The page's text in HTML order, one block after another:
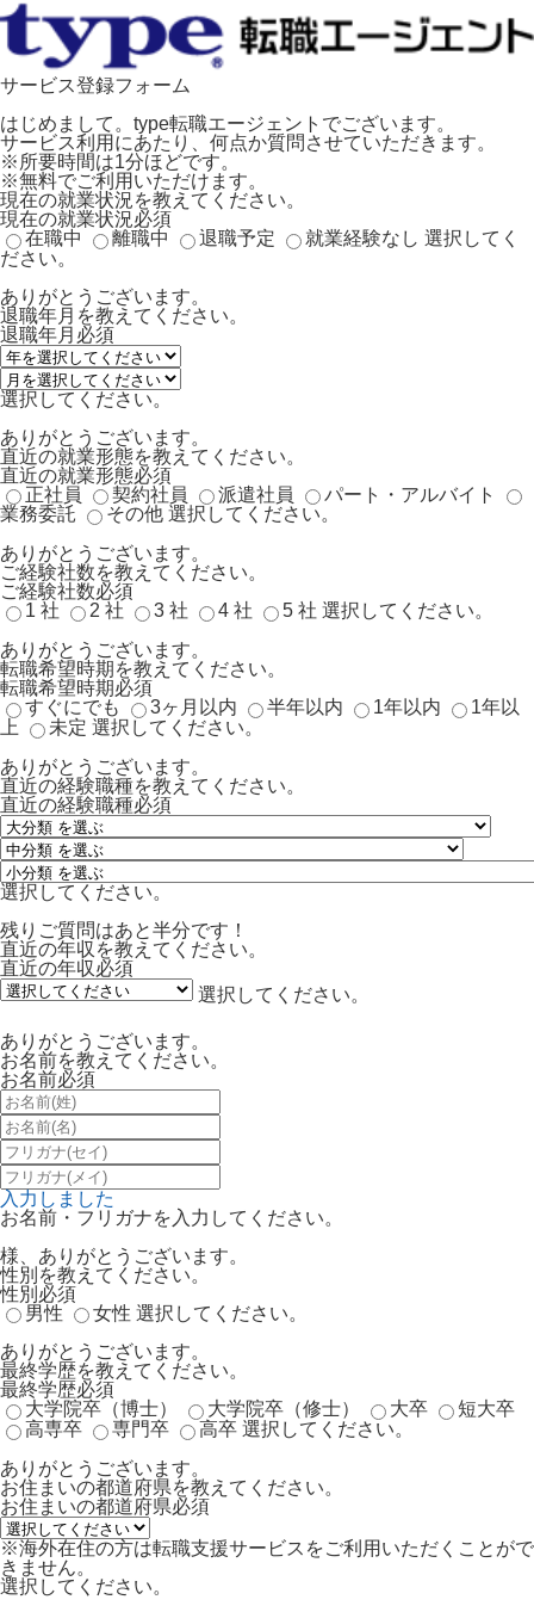
サービス登録フォーム
はじめまして。type転職エージェントでございます。
サービス利用にあたり、何点か質問させていただきます。
※所要時間は1分ほどです。
※無料でご利用いただけます。
現在の就業状況を教えてください。
現在の就業状況必須
在職中
離職中 退職予定 就業経験なし 選択してく
ださい。
ありがとうございます。
退職年月を教えてください。
退職年月 必須
選択してください。
ありがとうございます。
直近の就業形態を教えてください。
直近の就業形態必須
正社員
契約社員 派遣社員
パート・アルバイト
業務委託
その他 選択してください。
ありがとうございます。
ご経験社数を教えてください。
ご経験社数必須
1 社
2 社 3 社 4 社 5 社 選択してください。
ありがとうございます。
転職希望時期を教えてください。
転職希望時期必須
すぐにでも
3ヶ月以内 半年以内 1年以内
1年以
上
未定 選択してください。
ありがとうございます。
直近の経験職種を教えてください。
直近の経験職種必須
選択してください。
残りご質問はあと半分です！
直近の年収を教えてください。
直近の年収必須
選択してください。
ありがとうございます。
お名前を教えてください。
お名前必須
入力しました
お名前・フリガナを入力してください。
様、ありがとうございます。
性別を教えてください。
性別 必須
男性
女性 選択してください。
ありがとうございます。
最終学歴を教えてください。
最終学歴必須
大学院卒（博士）
大学院卒（修士） 大卒
短大卒
高専卒
専門卒 高卒 選択してください。
ありがとうございます。
お住まいの都道府県を教えてください。
お住まいの都道府県必須
※海外在住の方は転職支援サービスをご利用いただくことがで
きません。
選択してください。